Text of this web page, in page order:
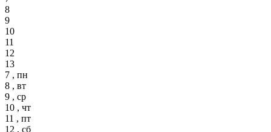
8
9
10
11
12
13
7 , пн
8 , вт
9 , ср
10 , чт
11 , пт
12 , сб